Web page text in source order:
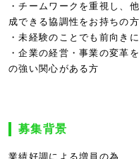
・チームワークを重視し、
成できる協調性をお持ちの方
・未経験のことでも前向き
・企業の経営・事業の変革
の強い関心がある方
募集背景
業績好調による増員の為